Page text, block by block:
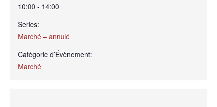
10:00 - 14:00
Series:
Marché – annulé
Catégorie d’Évènement:
Marché